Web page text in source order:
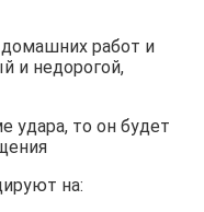
удара, то он будет
на: